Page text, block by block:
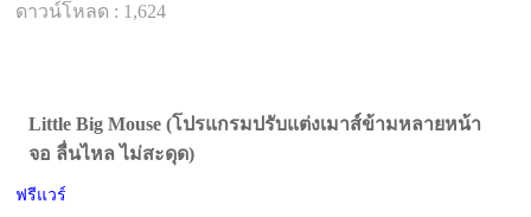
ดาวน์โหลด : 1,624
Little Big Mouse (โปรแกรมปรับแต่งเมาส์ข้ามหลายหน้า
จอ ลื่นไหล ไม่สะดุด)
ฟรีแวร์